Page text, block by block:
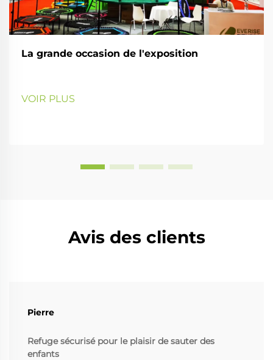
La grande occasion de l'exposition
VOIR PLUS
Avis des clients
Pierre
Refuge sécurisé pour le plaisir de sauter des
enfants